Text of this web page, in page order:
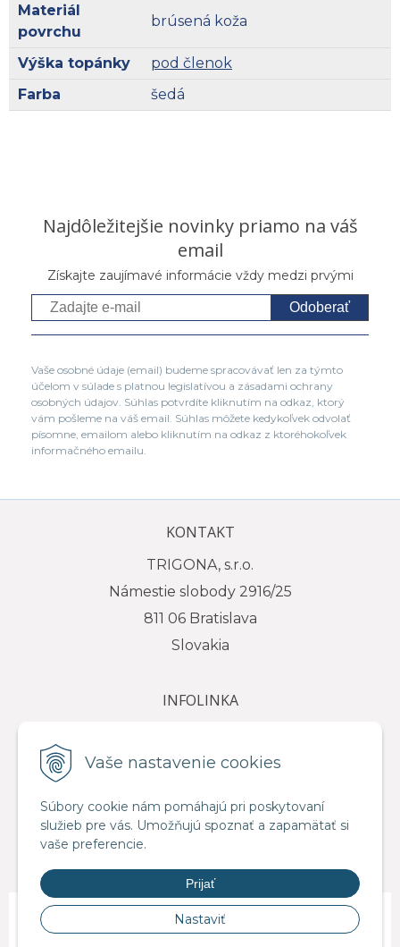
Vaše nastavenie cookies
Súbory cookie nám pomáhajú pri poskytovaní
služieb pre vás. Umožňujú spoznať a zapamätať si
vaše preferencie.
Prijať
Nastaviť
Materiál
povrchu
brúsená koža
Výška topánky
pod členok
Farba
šedá
Najdôležitejšie novinky priamo na váš
email
Získajte zaujímavé informácie vždy medzi prvými
Odoberať
Vaše osobné údaje (email) budeme spracovávať len za týmto
účelom v súlade s platnou legislatívou a zásadami ochrany
osobných údajov. Súhlas potvrdíte kliknutím na odkaz, ktorý
vám pošleme na váš email. Súhlas môžete kedykoľvek odvolať
písomne, emailom alebo kliknutím na odkaz z ktoréhokoľvek
informačného emailu.
KONTAKT
TRIGONA, s.r.o.
Námestie slobody 2916/25
811 06 Bratislava
Slovakia
INFOLINKA
e-mail: info@trigona.sk
VŠETKO O NÁKUPE
© 2026 Distribútor pre SR - TRIGONA.sk • e-shop Pohoda